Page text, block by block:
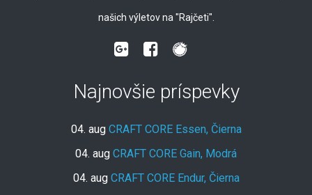
našich výletov na "Rajčeti".
Najnovšie príspevky
04. aug CRAFT CORE Essen, Čierna
04. aug CRAFT CORE Gain, Modrá
04. aug CRAFT CORE Endur, Čierna